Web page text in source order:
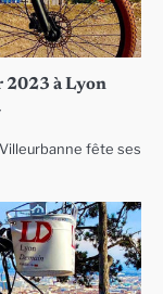
2023 à Lyon
Villeurbanne fête ses